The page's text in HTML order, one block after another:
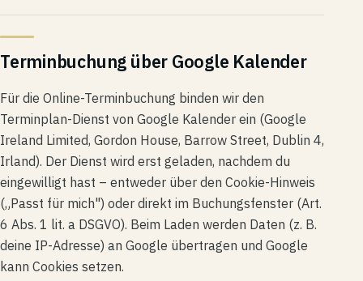
Terminbuchung über Google Kalender
Für die Online-Terminbuchung binden wir den
Terminplan-Dienst von Google Kalender ein (Google
Ireland Limited, Gordon House, Barrow Street, Dublin 4,
Irland). Der Dienst wird erst geladen, nachdem du
eingewilligt hast – entweder über den Cookie-Hinweis
(„Passt für mich") oder direkt im Buchungsfenster (Art.
6 Abs. 1 lit. a DSGVO). Beim Laden werden Daten (z. B.
deine IP-Adresse) an Google übertragen und Google
kann Cookies setzen.